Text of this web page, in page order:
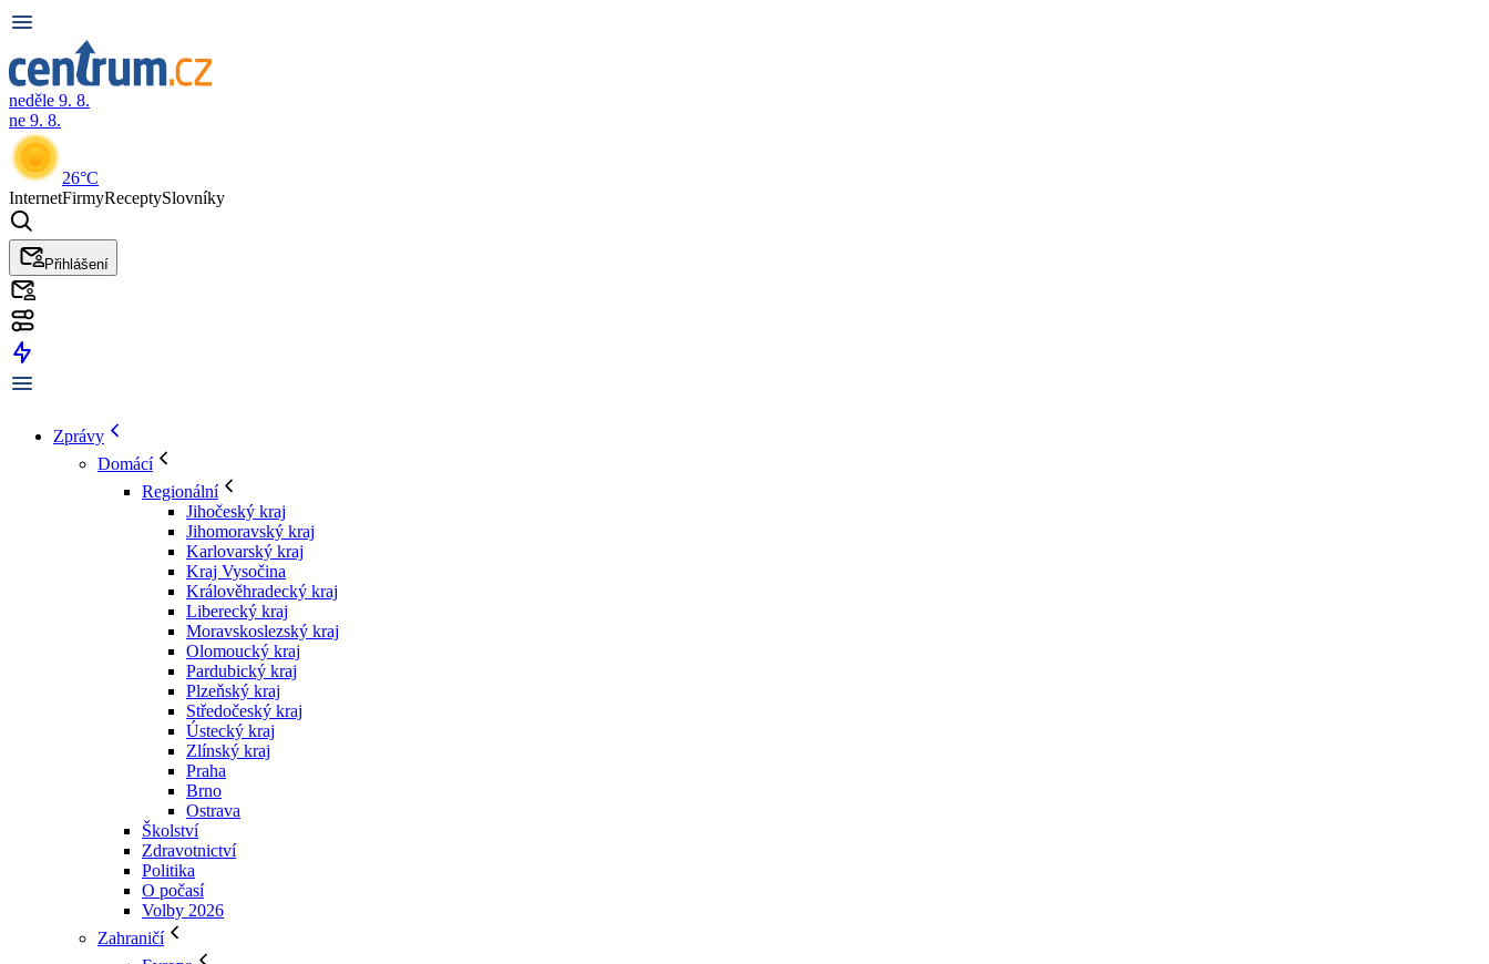
neděle 9. 8.
ne 9. 8.
26°C
InternetFirmyReceptySlovníky
Přihlášení
Zprávy
Domácí
Regionální
Jihočeský kraj
Jihomoravský kraj
Karlovarský kraj
Kraj Vysočina
Králověhradecký kraj
Liberecký kraj
Moravskoslezský kraj
Olomoucký kraj
Pardubický kraj
Plzeňský kraj
Středočeský kraj
Ústecký kraj
Zlínský kraj
Praha
Brno
Ostrava
Školství
Zdravotnictví
Politika
O počasí
Volby 2026
Zahraničí